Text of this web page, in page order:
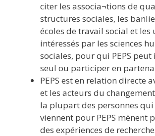
citer les associa¬tions de
structures sociales, les
écoles de travail social et les
intéressés par les sciences
sociales, pour qui PEPS
seul ou participer en
PEPS est en relation directe
et les acteurs du
la plupart des personnes
viennent pour PEPS mènent
des expériences de